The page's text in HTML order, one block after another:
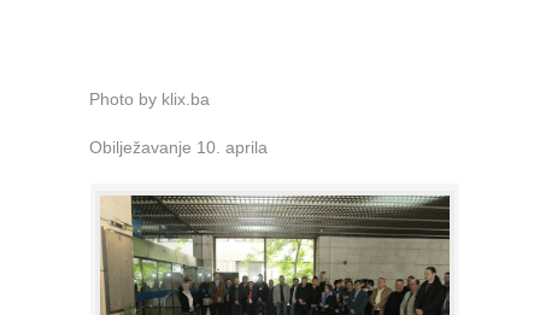
Photo by klix.ba
Obilježavanje 10. aprila